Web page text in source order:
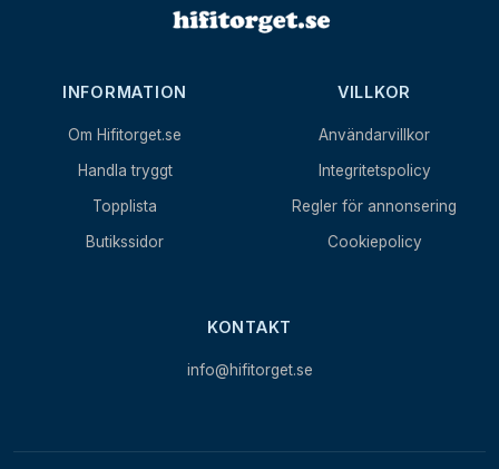
INFORMATION
Om Hifitorget.se
Handla tryggt
Topplista
Butikssidor
VILLKOR
Användarvillkor
Integritetspolicy
Regler för annonsering
Cookiepolicy
KONTAKT
info@hifitorget.se